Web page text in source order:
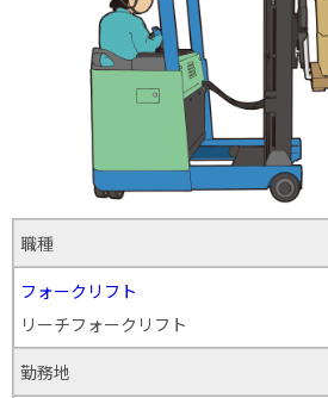
職種
フォークリフト
リーチフォークリフト
勤務地